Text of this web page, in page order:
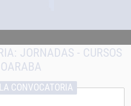
JORNADAS - CURSOS
CONVOCATORIA